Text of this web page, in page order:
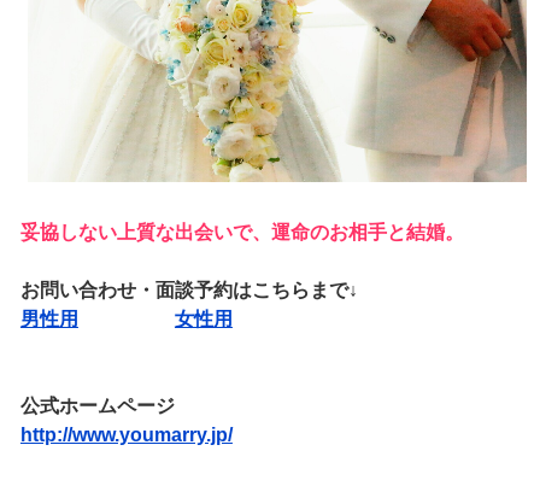
妥協しない上質な出会いで、運命のお相手と結婚。
お問い合わせ・面談予約はこちらまで↓
男性用
女性用
公式ホームページ
http://www.youmarry.jp/